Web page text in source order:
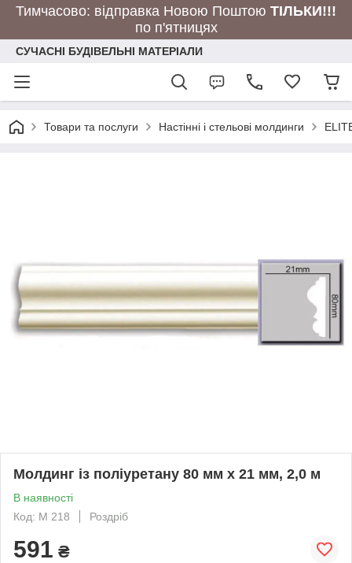
Тимчасово: відправка Новою Поштою ТІЛЬКИ!!!
по п'ятницях
СУЧАСНІ БУДІВЕЛЬНІ МАТЕРІАЛИ
Товари та послуги Настінні і стельові молдинги
Молдинг із поліуретану 80 мм х 21 мм, 2,0 м
В наявності
Код: М 218
Роздріб
591 ₴